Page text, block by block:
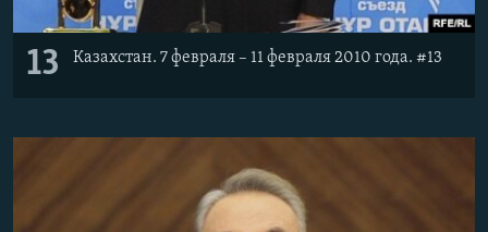
13 Казахстан. 7 февраля – 11 февраля 2010 года. #13